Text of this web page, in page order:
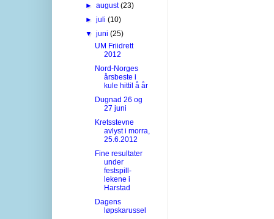
►august(23)
►juli(10)
▼juni(25)
UM Friidrett
2012
Nord-Norges
årsbeste i
kule hittil å år
Dugnad 26 og
27 juni
Kretsstevne
avlyst i morra,
25.6.2012
Fine resultater
under
festspill-
lekene i
Harstad
Dagens
løpskarussel